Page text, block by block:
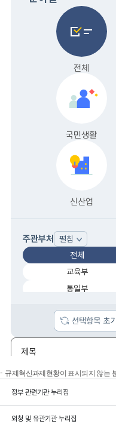
규제혁신과제현황이 표시되지 않는
정부 관련기관 누리집
외청 및 유관기관 누리집